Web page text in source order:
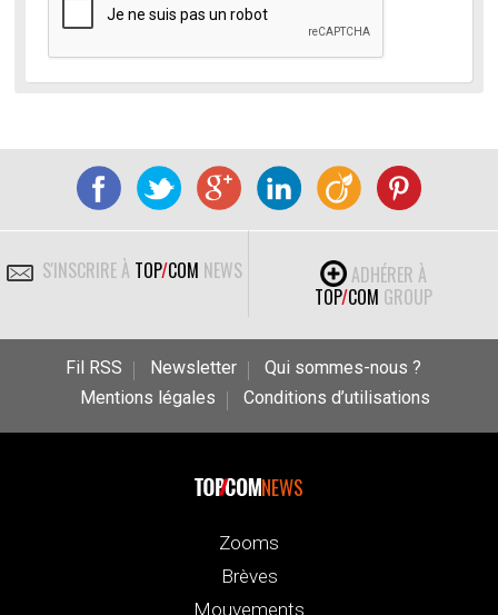
S'INSCRIRE À TOP/COM NEWS
ADHÉRER À
TOP/COM GROUP
Fil RSS Newsletter
Qui sommes-nous ?
Mentions légales
Conditions d’utilisations
NEWS
Zooms
Brèves
Mouvements